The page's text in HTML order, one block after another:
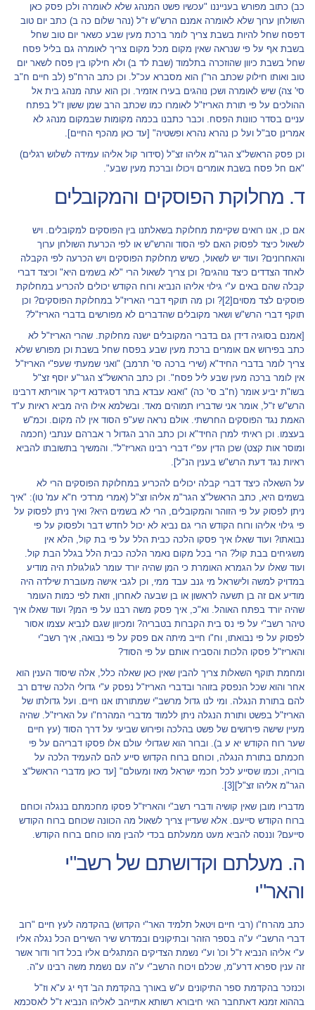
כב) כתוב מפורש בענייננו "עכשיו פשט המנהג שלא לאומרה ולכן פסק כאן
השולחן ערוך שלא לאומרה אמנם הרש"ש ז"ל (נהר שלום כה ב) כתב יום טוב
דפסח שחל להיות בשבת צריך לומר ברכת מעין שבע כשאר יום טוב שחל
בשבת אף על פי שנראה שאין מקום מכל מקום צריך לאומרה גם בליל פסח
שחל בשבת כיוון שהוזכרה בתלמוד (שבת לד ב) ולא חילקו בין פסח לשאר יום
טוב ואותו חילוק שכתב הר"ן הוא מסברא עכ"ל. וכן כתב הרח"פ (לב חיים ח"ב
סי' צה) שיש לאומרה ושכן נוהגים בעירו אזמיר. וכן הוא עתה מנהג בית אל
ההולכים על פי תורת האריז"ל לאומרו כמו שכתב הרב שמן ששון ז"ל בפתח
עניים בסדר כוונות הפסח. וכבר כתבנו בכמה מקומות שבמקום מנהג לא
אמרינן סב"ל ועל כן נהרא נהרא ופשטיה" [עד כאן מהכף החיים].
וכן פסק הראשל"צ הגר"מ אליהו זצ"ל (סידור קול אליהו עמידה לשלוש רגלים)
"אם חל פסח בשבת אומרים ויכולו וברכת מעין שבע".
ד. מחלוקת הפוסקים והמקובלים
אם כן, אנו רואים שקיימת מחלוקת בשאלתנו בין הפוסקים למקובלים. ויש
לשאול כיצד לפסוק האם לפי הסוד והרש"ש או לפי הכרעת השולחן ערוך
והאחרונים? ועוד יש לשאול, כשיש מחלוקת הפוסקים ויש הכרעה לפי הקבלה
לאחד הצדדים כיצד נוהגים? וכן צריך לשאול הרי "לא בשמים היא" וכיצד דברי
קבלה שהם באים ע"י גילוי אליהו הנביא ורוח הקודש יכולים להכריע במחלוקת
פוסקים לצד מסוים [2]
? וכן מה תוקף דברי האריז"ל במחלוקת הפוסקים? וכן
תוקף דברי הרש"ש ושאר מקובלים שהדברים לא מפורשים בדברי האריז"ל?
[אמנם בסוגיה דידן גם בדברי המקובלים ישנה מחלוקת. שהרי האריז"ל לא
כתב בפירוש אם אומרים ברכת מעין שבע בפסח שחל בשבת וכן מפורש שלא
צריך לומר בדברי החיד"א (שירי ברכה סי' תרמב) "ואני שמעתי שעפ"י האריז"ל
אין לומר ברכה מעין שבע ליל פסח". וכן כתב הראשל"צ הגר"ע יוסף זצ"ל
בשו"ת יביע אומר (ח"ב סי' כה) "ואנא עבדא בתר דסגידנא דיקר אוריתא דרבינו
הרש"ש ז"ל, אומר אני שדבריו תמוהים מאד. ובשלמא אילו היה מביא ראיות ע"ד
האמת נגד הפוסקים החרשתי. אולם נראה שע"פ הסוד אין לה מקום. וכמ"ש
בעצמו. וכן ראיתי למרן החיד"א וכן כתב הרב הגדול ר אברהם ענתבי (חכמה
ומוסר אות קצט) שכן הדין עפ"י דברי רבינו האריז"ל". והמשיך בתשובתו להביא
ראיות נגד דעת הרש"ש בענין הנ"ל].
על השאלה כיצד דברי קבלה יכולים להכריע במחלוקת הפוסקים הרי לא
בשמים היא, כתב הראשל"צ הגר"מ אליהו זצ"ל (אמרי מרדכי ח"א עמ' טו): "איך
ניתן לפסוק על פי הזוהר והמקובלים, הרי לא בשמים היא? ואיך ניתן לפסוק על
פי גילוי אליהו ורוח הקודש הרי גם נביא לא יכול לחדש דבר ולפסוק על פי
נבואתו? ועוד שאלו איך פסקו הלכה כבית הלל על פי בת קול, הלא אין
משגיחים בבת קול? הרי בכל מקום נאמר הלכה כבית הלל בגלל הבת קול.
ועוד שאלו על הגמרא האומרת כי המן שהיה יורד עומר לגולגולת היה מודיע
במדויק למשה ולישראל מי גנב עבד ממי, וכן לגבי אישה מעוברת שילדה היה
מודיע אם זה בן תשעה לראשון או בן שבעה לאחרון, וזאת לפי כמות העומר
שהיה יורד בפתח האוהל. וא"כ, איך פסק משה רבנו על פי המן? ועוד שאלו איך
טיהר רשב"י על פי נס בית הקברות בטבריה? ומכיוון שגם לנביא עצמו אסור
לפסוק על פי נבואתו, וח"ו חייב מיתה אם פסק על פי נבואה, איך רשב"י
והאריז"ל פסקו הלכות והסבירו אותם על פי הסוד?
ומחמת תוקף השאלות צריך להבין שאין כאן שאלה כלל, אלה שיסוד הענין הוא
אחר והוא שכל הנפסק בזוהר ובדברי האריז"ל נפסק ע"י גדולי הלכה שידם רב
להם בתורת הנגלה. ומי לנו גדול מרשב"י שמתורתו אנו חיים. ועל גדולתו של
האריז"ל בפשט ותורת הנגלה ניתן ללמוד מדברי המהרח"ו על האריז"ל. שהיה
מעיין שישה פירושים של פשט בהלכה ופירוש שביעי על דרך הסוד (עץ חיים
שער רוח הקודש יא ע ב). וברור הוא שגדולי עולם אלו פסקו דבריהם על פי
חכמתם בתורת הנגלה, וכוחם ברוח הקדוש סייע להם להעמיד הלכה על
בוריה, וכמו שסייע לכל חכמי ישראל מאז ומעולם" [עד כאן מדברי הראשל"צ
הגר"מ אליהו זצ"ל] [3]
.
מדבריו מובן שאין קושיה ודברי רשב"י והאריז"ל פסקו מחכמתם בנגלה וכוחם
ברוח הקודש סייעם. אלא שעדיין צריך לשאול מה הכוונה שכוחם ברוח הקודש
סייעם? וננסה להביא מעט ממעלתם בכדי להבין מהו כוחם ברוח הקודש.
ה. מעלתם וקדושתם של רשב"י
והאר"י
כתב מהרח"ו (רבי חיים ויטאל תלמיד האר"י הקדוש) בהקדמה לעץ חיים "רוב
דברי הרשב"י ע"ה בספר הזהר ובתיקונים ובמדרש שיר השירים הכל נגלה אליו
ע"י אליהו הנביא ז"ל וכו' וע"י נשמת הצדיקים המתגלים אליו בכל דור ודור אשר
זה ענין ספרא דרע"מ, שכלם ויכוח הרשב"י ע"ה עם נשמת משה רבינו ע"ה.
וכנזכר בהקדמת ספר התיקונים ע"ש באורך בהקדמת הב' דף יג ע"א וז"ל
בההוא זמנא דאתחבר האי חיבורא רשותא אתייהב לאליהו הנביא ז"ל לאסכמא